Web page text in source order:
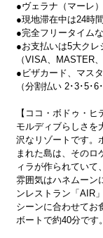
●ヴェラナ（マーレ
●現地滞在中は24時
●完全フリータイム
●お支払いは5大ク
（VISA、MASTER
●ビザカード、マス
（分割払い 2･3･5･6
【ココ・ボドゥ・ヒ
モルディブらしさを
沢なリゾートです。
まれた島は、そのロ
ィラが作られていて
雰囲気はハネムーン
ンレストラン「AIR
シーンに合わせてお
ボートで約40分です。